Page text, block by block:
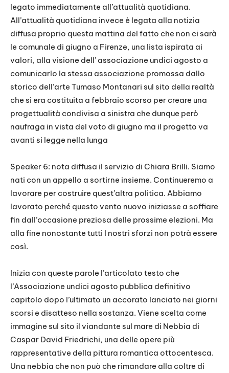
legato immediatamente all’attualità quotidiana.
All’attualità quotidiana invece è legata alla notizia
diffusa proprio questa mattina del fatto che non ci sarà
le comunale di giugno a Firenze, una lista ispirata ai
valori, alla visione dell’ associazione undici agosto a
comunicarlo la stessa associazione promossa dallo
storico dell’arte Tumaso Montanari sul sito della realtà
che si era costituita a febbraio scorso per creare una
progettualità condivisa a sinistra che dunque però
naufraga in vista del voto di giugno ma il progetto va
avanti si legge nella lunga
Speaker 6: nota diffusa il servizio di Chiara Brilli. Siamo
nati con un appello a sortirne insieme. Continueremo a
lavorare per costruire quest’altra politica. Abbiamo
lavorato perché questo vento nuovo iniziasse a soffiare
fin dall’occasione preziosa delle prossime elezioni. Ma
alla fine nonostante tutti I nostri sforzi non potrà essere
così.
Inizia con queste parole l’articolato testo che
l’Associazione undici agosto pubblica definitivo
capitolo dopo l’ultimato un accorato lanciato nei giorni
scorsi e disatteso nella sostanza. Viene scelta come
immagine sul sito il viandante sul mare di Nebbia di
Caspar David Friedrichi, una delle opere più
rappresentative della pittura romantica ottocentesca.
Una nebbia che non può che rimandare alla coltre di